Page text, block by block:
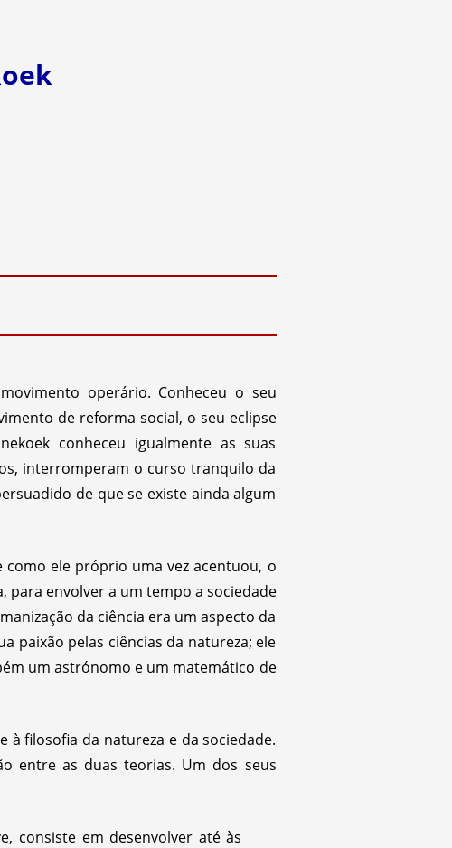
operário. Conheceu o seu
de reforma social, o seu eclipse
conheceu igualmente as suas
interromperam o curso tranquilo da
de que se existe ainda algum
como ele próprio uma vez acentuou, o
envolver a um tempo a sociedade
da ciência era um aspecto da
paixão pelas ciências da natureza; ele
um astrónomo e um matemático de
à filosofia da natureza e da sociedade.
entre as duas teorias. Um dos seus
consiste em desenvolver até às